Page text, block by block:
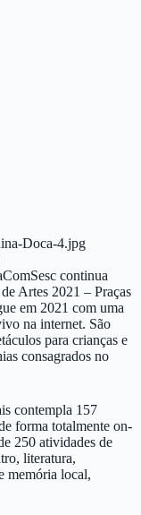
continua
Artes 2021 – Praças
em 2021 com uma
na internet. São
para crianças e
consagrados no
contempla 157
forma totalmente on-
250 atividades de
literatura,
memória local,